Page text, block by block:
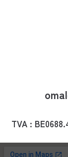
TVA :